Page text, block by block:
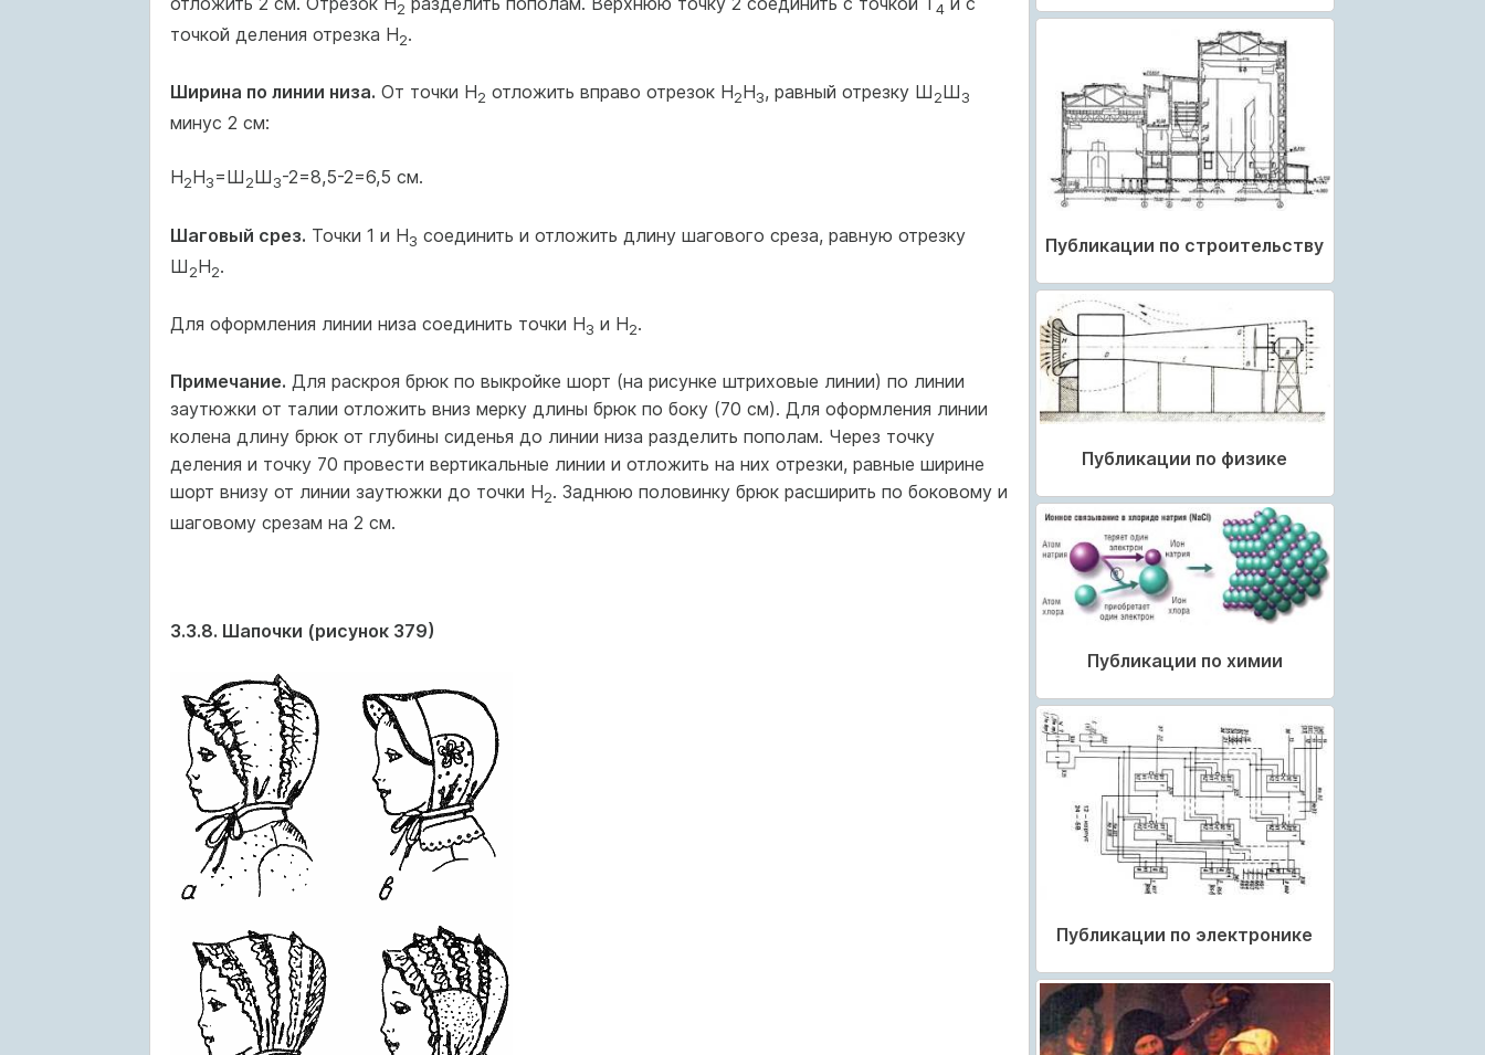
2 4
точкой деления отрезка Н2.
Ширина по линии низа. От точки Н2 отложить вправо отрезок Н2Н3, равный отрезку Ш2Ш3
минус 2 см:
Н2Н3=Ш2Ш3-2=8,5-2=6,5 см.
Шаговый срез. Точки 1 и Н3 соединить и отложить длину шагового среза, равную отрезку
Ш2Н2.
Для оформления линии низа соединить точки Н3 и Н2.
Примечание. Для раскроя брюк по выкройке шорт (на рисунке штриховые линии) по линии
заутюжки от талии отложить вниз мерку длины брюк по боку (70 см). Для оформления линии
колена длину брюк от глубины сиденья до линии низа разделить пополам. Через точку
деления и точку 70 провести вертикальные линии и отложить на них отрезки, равные ширине
шорт внизу от линии заутюжки до точки Н2. Заднюю половинку брюк расширить по боковому и
шаговому срезам на 2 см.
3.3.8. Шапочки (рисунок 379)
Публикации по строительству
Публикации по физике
Публикации по химии
Публикации по электронике